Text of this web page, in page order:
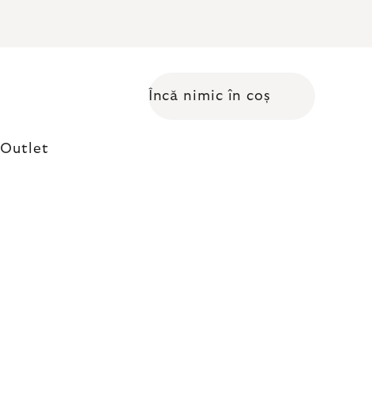
Coş de cumpărături
Încă nimic în coș
Outlet